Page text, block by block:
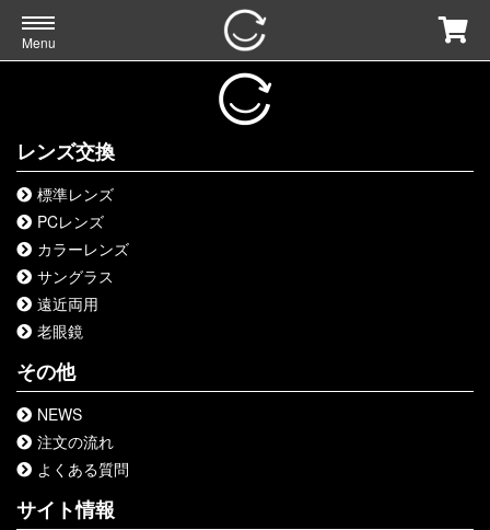
Menu
レンズ交換
標準レンズ
PCレンズ
カラーレンズ
サングラス
遠近両用
老眼鏡
その他
NEWS
注文の流れ
よくある質問
サイト情報